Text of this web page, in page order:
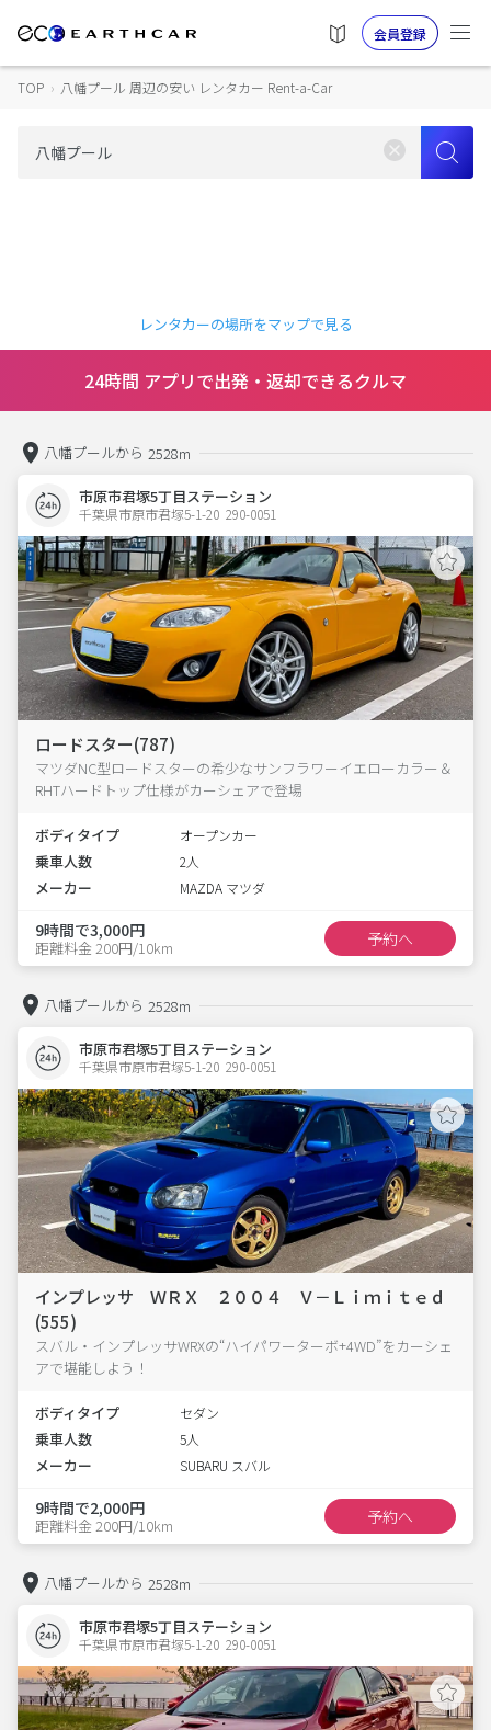
会員登録
TOP › 八幡プール 周辺の安い レンタカー Rent-a-Car
レンタカーの場所をマップで見る
24時間 アプリで出発・返却できるクルマ
八幡プールから 2528m
市原市君塚5丁目ステーション
千葉県市原市君塚5-1-20  290-0051
ロードスター(787)
マツダNC型ロードスターの希少なサンフラワーイエローカラー＆
RHTハードトップ仕様がカーシェアで登場
ボディタイプ オープンカー
乗車人数 2人
メーカー MAZDA マツダ
9時間で3,000円
距離料金 200円/10km 予約へ
八幡プールから 2528m
市原市君塚5丁目ステーション
千葉県市原市君塚5-1-20  290-0051
インプレッサ ＷＲＸ ２００４ Ｖ－Ｌｉｍｉｔｅｄ
(555)
スバル・インプレッサWRXの“ハイパワーターボ+4WD”をカーシェ
アで堪能しよう！
ボディタイプ セダン
乗車人数 5人
メーカー SUBARU スバル
9時間で2,000円
距離料金 200円/10km 予約へ
八幡プールから 2528m
市原市君塚5丁目ステーション
千葉県市原市君塚5-1-20  290-0051